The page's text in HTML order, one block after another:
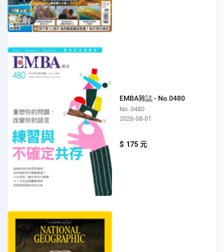
EMBA雜誌 - No.0480
No. 0480
2026-08-01
$ 175 元